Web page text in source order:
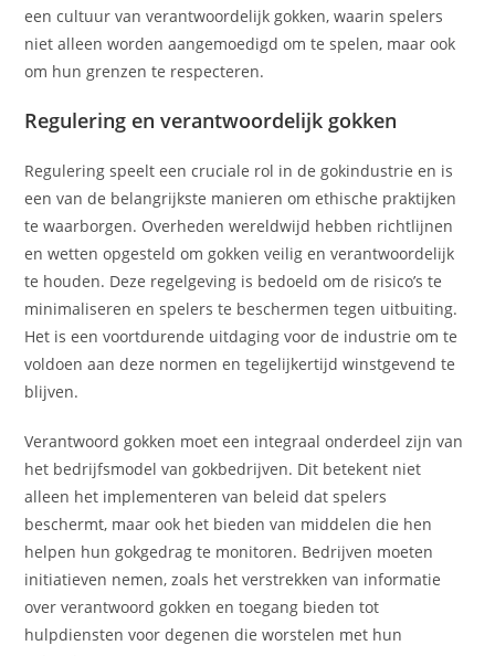
een cultuur van verantwoordelijk gokken, waarin spelers
niet alleen worden aangemoedigd om te spelen, maar ook
om hun grenzen te respecteren.
Regulering en verantwoordelijk gokken
Regulering speelt een cruciale rol in de gokindustrie en is
een van de belangrijkste manieren om ethische praktijken
te waarborgen. Overheden wereldwijd hebben richtlijnen
en wetten opgesteld om gokken veilig en verantwoordelijk
te houden. Deze regelgeving is bedoeld om de risico’s te
minimaliseren en spelers te beschermen tegen uitbuiting.
Het is een voortdurende uitdaging voor de industrie om te
voldoen aan deze normen en tegelijkertijd winstgevend te
blijven.
Verantwoord gokken moet een integraal onderdeel zijn van
het bedrijfsmodel van gokbedrijven. Dit betekent niet
alleen het implementeren van beleid dat spelers
beschermt, maar ook het bieden van middelen die hen
helpen hun gokgedrag te monitoren. Bedrijven moeten
initiatieven nemen, zoals het verstrekken van informatie
over verantwoord gokken en toegang bieden tot
hulpdiensten voor degenen die worstelen met hun